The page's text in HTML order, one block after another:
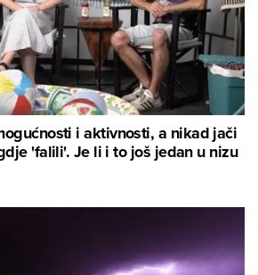
i aktivnosti, a nikad jači
'falili'. Je li i to još jedan u nizu